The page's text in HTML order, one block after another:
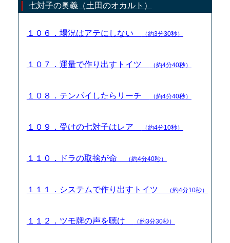
七対子の奥義（土田のオカルト）
１０６．場況はアテにしない （約3分30秒）
１０７．運量で作り出すトイツ （約4分40秒）
１０８．テンパイしたらリーチ （約4分40秒）
１０９．受けの七対子はレア （約4分10秒）
１１０．ドラの取捨が命 （約4分40秒）
１１１．システムで作り出すトイツ （約4分10秒）
１１２．ツモ牌の声を聴け （約3分30秒）